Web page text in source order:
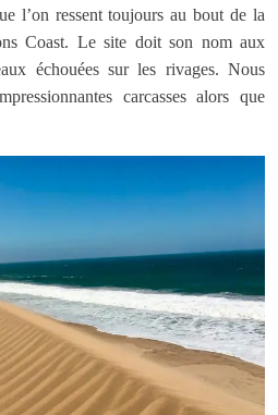
l’on ressent toujours au bout de la
Coast. Le site doit son nom aux
échouées sur les rivages. Nous
carcasses alors que